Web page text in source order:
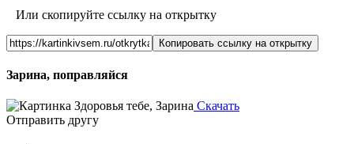
Или скопируйте ссылку на открытку
Копировать ссылку на открытку
Зарина, поправляйся
Скачать
Отправить другу